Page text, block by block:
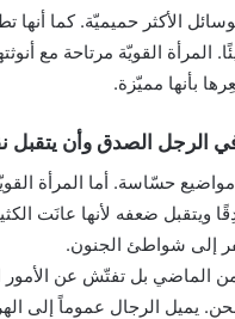
الأكثر حميميّة. كما
المرأة القويّة مرتاحة مع
بأنها مميّزة.
حسّاسة. أما المرأة
ويتقبل ضعفه لأنها عانَت
إلى شواطئ الجنون.
الماضي بل تفتّش عن الأمور
يميل الرجال عموماً إلى